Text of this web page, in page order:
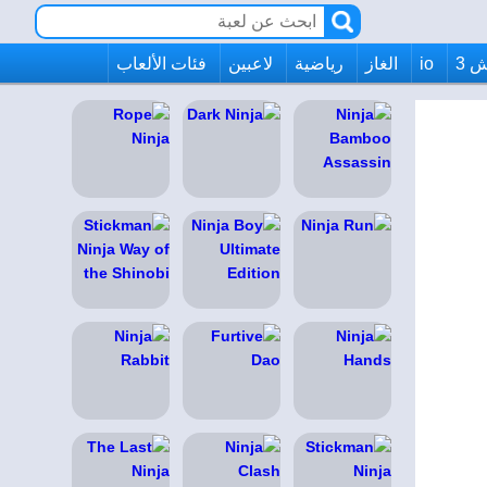
3
io الغاز رياضية لاعبين فئات الألعاب